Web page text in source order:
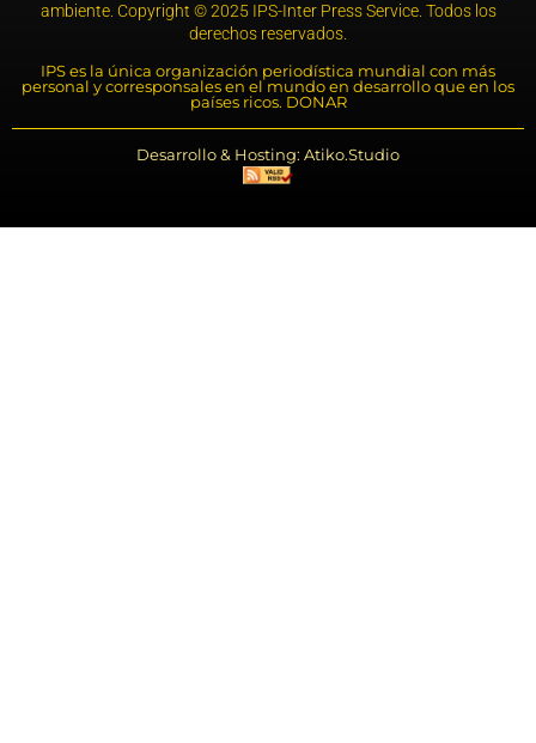
ambiente. Copyright © 2025 IPS-Inter Press Service. Todos los
derechos reservados.
IPS es la única organización periodística mundial con más
personal y corresponsales en el mundo en desarrollo que en los
países ricos. DONAR
Desarrollo & Hosting: Atiko.Studio